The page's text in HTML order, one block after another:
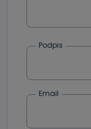
Podpis
Email